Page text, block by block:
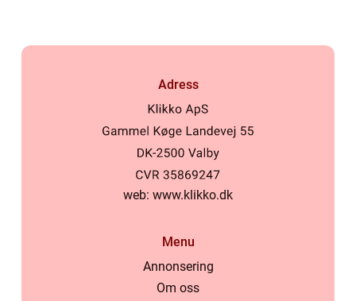
Adress
web: www.klikko.dk
Menu
Annonsering
Om oss